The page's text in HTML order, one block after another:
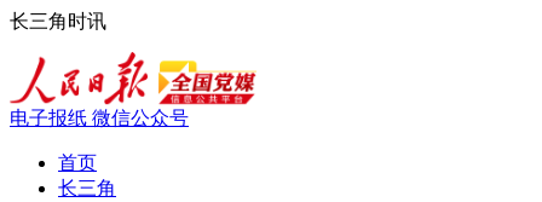
长三角时讯
电子报纸 微信公众号
首页
长三角